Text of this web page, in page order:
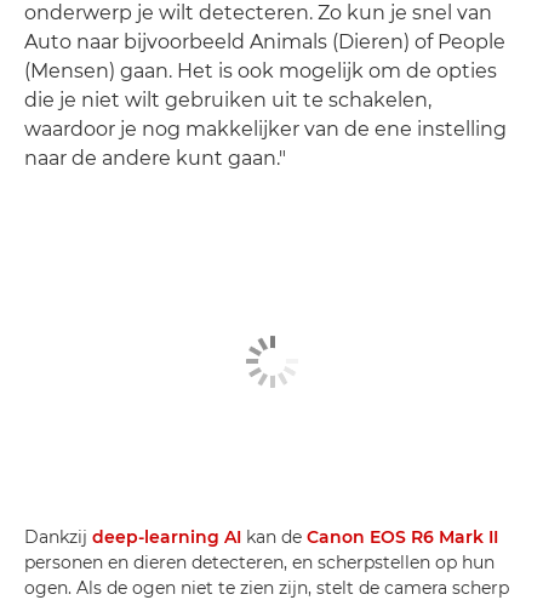
onderwerp je wilt detecteren. Zo kun je snel van
Auto naar bijvoorbeeld Animals (Dieren) of People
(Mensen) gaan. Het is ook mogelijk om de opties
die je niet wilt gebruiken uit te schakelen,
waardoor je nog makkelijker van de ene instelling
naar de andere kunt gaan."
Dankzij deep-learning AI kan de Canon EOS R6 Mark II
personen en dieren detecteren, en scherpstellen op hun
ogen. Als de ogen niet te zien zijn, stelt de camera scherp